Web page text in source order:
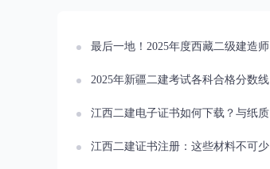
最后一地！2025年度西藏二级建造师执业资格考试合格标准公布
2025年新疆二建考试各科合格分数线已出 实务60分过线！
江西二建电子证书如何下载？与纸质证书有何区别？
江西二建证书注册：这些材料不可少，资格证书学历证明是关键